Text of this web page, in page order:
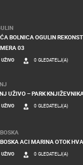
BOLNICA OGULIN
03
UŽIVO 0 GLEDATELJ(A)
UŽIVO – PARK
UŽIVO 0 GLEDATELJ(A)
ACI MARINA OTOK
UŽIVO 0 GLEDATELJ(A)